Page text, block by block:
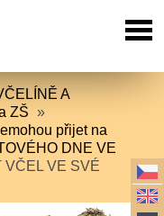
A
ZŠ »
přijet na
DNE VE
VČEL VE SVÉ